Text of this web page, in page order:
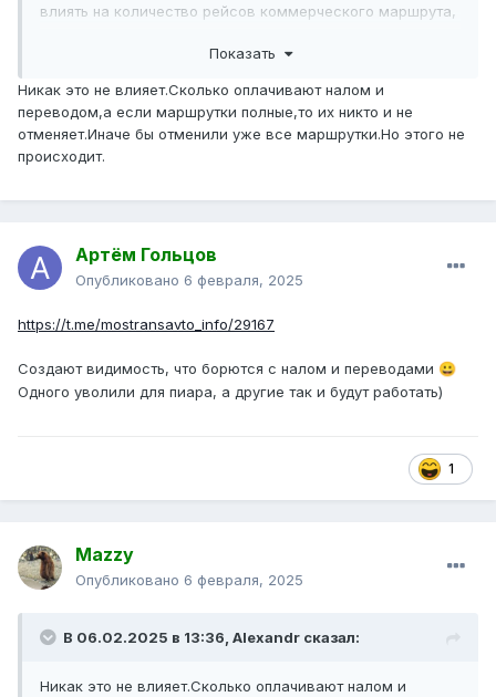
влиять на количество рейсов коммерческого маршрута,
Показать
Никак это не влияет.Сколько оплачивают налом и
переводом,а если маршрутки полные,то их никто и не
отменяет.Иначе бы отменили уже все маршрутки.Но этого не
происходит.
Артём Гольцов
Опубликовано 6 февраля, 2025
https://t.me/mostransavto_info/29167
Создают видимость, что борются с налом и переводами 😀
Одного уволили для пиара, а другие так и будут работать)
1
Mazzy
Опубликовано 6 февраля, 2025
В 06.02.2025 в 13:36, Alexandr сказал:
Никак это не влияет.Сколько оплачивают налом и